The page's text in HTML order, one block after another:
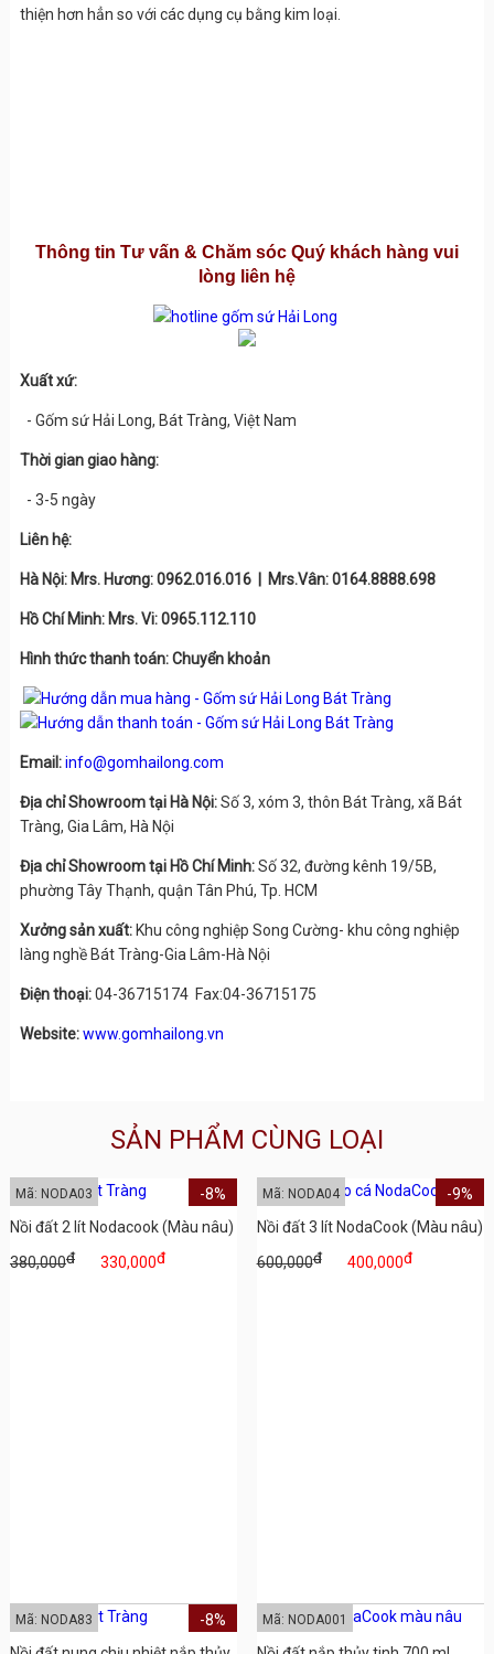
thiện hơn hẳn so với các dụng cụ bằng kim loại.
Thông tin Tư vấn & Chăm sóc Quý khách hàng vui
lòng liên hệ
Xuất xứ:
- Gốm sứ Hải Long, Bát Tràng, Việt Nam
Thời gian giao hàng:
- 3-5 ngày
Liên hệ:
Hà Nội: Mrs. Hương: 0962.016.016 | Mrs.Vân: 0164.8888.698
Hồ Chí Minh: Mrs. Vi: 0965.112.110
Hình thức thanh toán: Chuyển khoản
Email: info@gomhailong.com
Địa chỉ Showroom tại Hà Nội:Số 3, xóm 3, thôn Bát Tràng, xã Bát
Tràng, Gia Lâm, Hà Nội
Địa chỉ Showroom tại Hồ Chí Minh:Số 32, đường kênh 19/5B,
phường Tây Thạnh, quận Tân Phú, Tp. HCM
Xưởng sản xuất:Khu công nghiệp Song Cường- khu công nghiệp
làng nghề Bát Tràng-Gia Lâm-Hà Nội
Điện thoại:04-36715174 Fax:04-36715175
Website: www.gomhailong.vn
SẢN PHẨM CÙNG LOẠI
Nồi đất 2 lít Nodacook (Màu nâu)
380,000đ 330,000đ
-8%
Mã: NODA03
Nồi đất 3 lít NodaCook (Màu nâu)
600,000đ 400,000đ
-9%
Mã: NODA04
-8%
Mã: NODA83 Mã: NODA001